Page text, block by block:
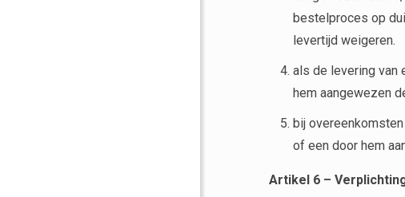
bestelproces op
levertijd weigeren.
als de levering van
hem aangewezen
bij
of een door hem
Artikel 6 –